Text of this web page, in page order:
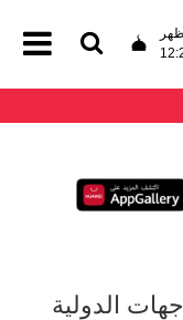
الدولية